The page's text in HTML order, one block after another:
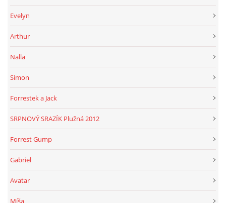
Evelyn
Arthur
Nalla
Simon
Forrestek a Jack
SRPNOVÝ SRAZÍK Plužná 2012
Forrest Gump
Gabriel
Avatar
Míša